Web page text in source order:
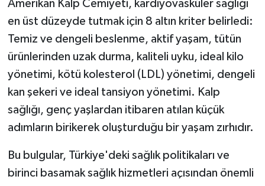
Amerikan Kalp Cemiyeti, kardiyovasküler sağlığı
en üst düzeyde tutmak için 8 altın kriter belirledi:
Temiz ve dengeli beslenme, aktif yaşam, tütün
ürünlerinden uzak durma, kaliteli uyku, ideal kilo
yönetimi, kötü kolesterol (LDL) yönetimi, dengeli
kan şekeri ve ideal tansiyon yönetimi. Kalp
sağlığı, genç yaşlardan itibaren atılan küçük
adımların birikerek oluşturduğu bir yaşam zırhıdır.
Bu bulgular, Türkiye'deki sağlık politikaları ve
birinci basamak sağlık hizmetleri açısından önemli